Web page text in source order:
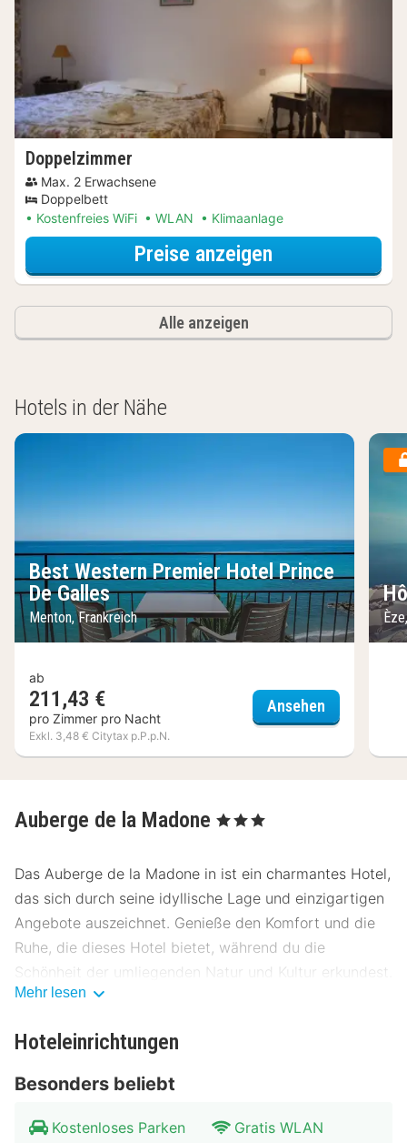
Doppelzimmer
Max. 2 Erwachsene
Doppelbett
Kostenfreies WiFi
WLAN Klimaanlage
Preise anzeigen
Alle anzeigen
Hotels in der Nähe
Best Western Premier Hotel Prince
De Galles
Menton, Frankreich
ab
211,43 €
pro Zimmer pro Nacht
Exkl. 3,48 € Citytax p.P.p.N.
Ansehen
Auberge de la Madone , 3 Sterne
Das Auberge de la Madone in ist ein charmantes Hotel,
das sich durch seine idyllische Lage und einzigartigen
Angebote auszeichnet. Genieße den Komfort und die
Ruhe, die dieses Hotel bietet, während du die
Schönheit der umliegenden Natur und Kultur erkundest.
Das Auberge de la Madone liegt nur wenige
eine ideale Ausgangslage, um die Sehenswürdigkeiten
der Region zu entdecken. Mit dem Bus oder Zug
Mehr lesen
Hoteleinrichtungen
Besonders beliebt
Kostenloses Parken
Gratis WLAN